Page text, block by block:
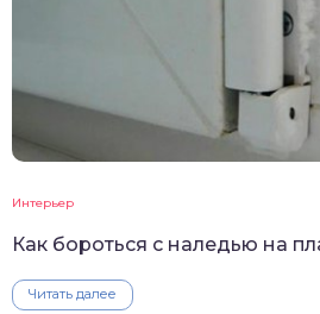
Интерьер
Как бороться с наледью на
Читать далее